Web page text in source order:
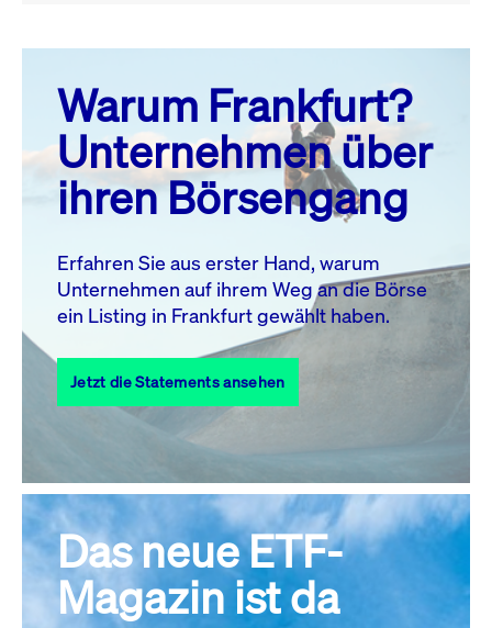
August 26
MO. DI. MI. DO. FR. SA. SO.
1
2
3
4 5 6 7 8
10 11 13 14
17
18 19 20 21 22
23
27 28
31
Alle Events
Warum Frankfurt?
Unternehmen über
ihren Börsengang
Erfahren Sie aus erster Hand, warum
Unternehmen auf ihrem Weg an die Börse
ein Listing in Frankfurt gewählt haben.
Jetzt die Statements ansehen
Das neue ETF-
Magazin ist da